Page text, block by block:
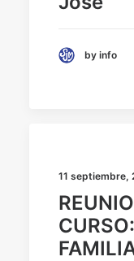
by info
11 septiembre,